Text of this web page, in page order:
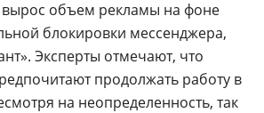
вырос объем рекламы на фоне
блокировки мессенджера,
Эксперты отмечают, что
продолжать работу в
на неопределенность, так